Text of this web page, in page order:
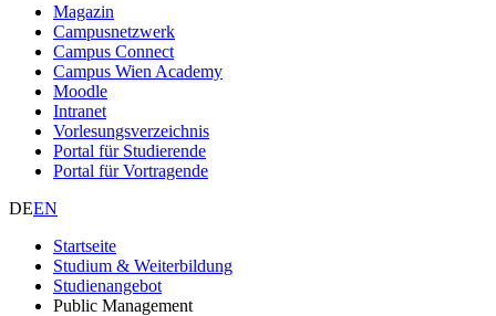
Magazin
Campusnetzwerk
Campus Connect
Campus Wien Academy
Moodle
Intranet
Vorlesungsverzeichnis
Portal für Studierende
Portal für Vortragende
DEEN
Startseite
Studium & Weiterbildung
Studienangebot
Public Management